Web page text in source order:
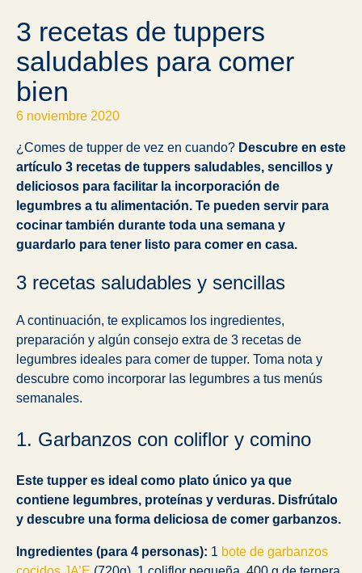
3 recetas de tuppers
saludables para comer
bien
6 noviembre 2020
¿Comes de tupper de vez en cuando? Descubre en este
artículo 3 recetas de tuppers saludables, sencillos y
deliciosos para facilitar la incorporación de
legumbres a tu alimentación. Te pueden servir para
cocinar también durante toda una semana y
guardarlo para tener listo para comer en casa.
3 recetas saludables y sencillas
A continuación, te explicamos los ingredientes,
preparación y algún consejo extra de 3 recetas de
legumbres ideales para comer de tupper. Toma nota y
descubre como incorporar las legumbres a tus menús
semanales.
1. Garbanzos con coliflor y comino
Este tupper es ideal como plato único ya que
contiene legumbres, proteínas y verduras. Disfrútalo
y descubre una forma deliciosa de comer garbanzos.
Ingredientes (para 4 personas): 1 bote de garbanzos